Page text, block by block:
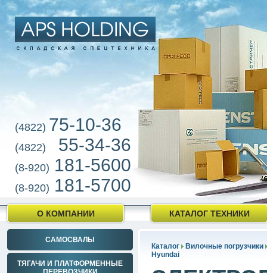
(4822) 75-10-36
(4822) 55-34-36
(8-920) 181-5600
(8-920) 181-5700
О КОМПАНИИ КАТАЛОГ ТЕХНИКИ
САМОСВАЛЫ
ТЯГАЧИ И ПЛАТФОРМЕННЫЕ
Каталог
Вилочные погрузчики
Hyundai